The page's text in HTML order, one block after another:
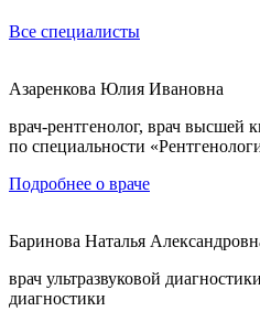
Все специалисты
Азаренкова Юлия Ивановна
врач-рентгенолог, врач высшей
по специальности
Подробнее о враче
Баринова Наталья
врач ультразвуковой
диагностики